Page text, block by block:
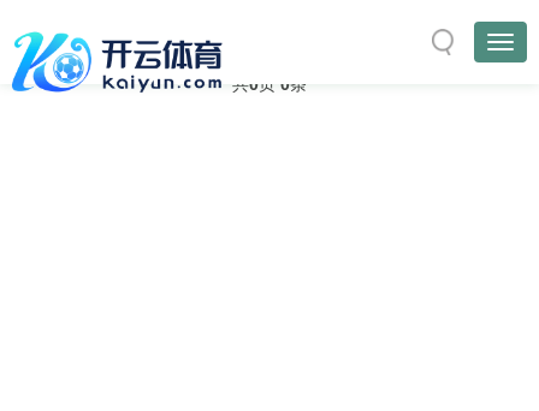
首页
TAG标签
共0页 0条